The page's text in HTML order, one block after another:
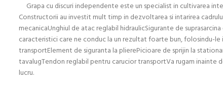
Grapa cu discuri independente este un specialist in cultivarea
Constructorii au investit mult timp in dezvoltarea si intarirea
mecanicaUnghiul de atac reglabil hidraulicSigurante de
caracteristici care ne conduc la un rezultat foarte bun, folosindu-le
transportElement de siguranta la plierePicioare de sprijin la
tavalugTendon reglabil pentru carucior transportVa rugam
lucru.